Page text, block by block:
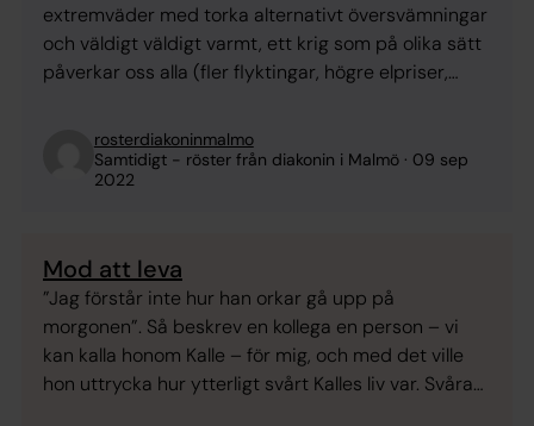
extremväder med torka alternativt översvämningar
och väldigt väldigt varmt, ett krig som på olika sätt
påverkar oss alla (fler flyktingar, högre elpriser,
djurarter dör ut, skogar/områden brinner (t o m
surströmmingen är hotad). Är det naturens och
skapelsen sätt ...
rosterdiakoninmalmo
Samtidigt - röster från diakonin i Malmö
09 sep
2022
Mod att leva
”Jag förstår inte hur han orkar gå upp på
morgonen”. Så beskrev en kollega en person – vi
kan kalla honom Kalle – för mig, och med det ville
hon uttrycka hur ytterligt svårt Kalles liv var. Svåra